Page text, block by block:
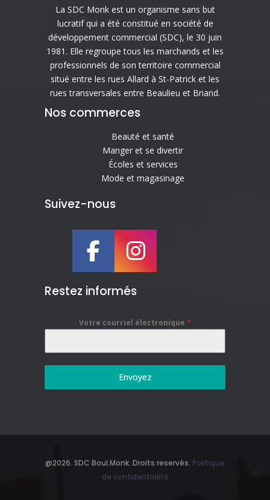
La SDC Monk est un organisme sans but
lucratif qui a été constitué en société de
développement commercial (SDC), le 30 juin
1981. Elle regroupe tous les marchands et les
professionnels de son territoire commercial
situé entre les rues Allard à St-Patrick et les
rues transversales entre Beaulieu et Briand.
Nos commerces
Beauté et santé
Manger et se divertir
Écoles et services
Mode et magasinage
Suivez-nous
Restez informés
Votre courriel électronique *
Envoyez
@2026. SDC Boul.Monk. Droits reservés. Politique
de confidentialité